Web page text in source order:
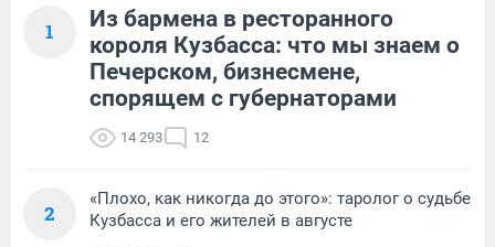
1
Из бармена в ресторанного
короля Кузбасса: что мы знаем о
Печерском, бизнесмене,
спорящем с губернаторами
14 293 12
2
«Плохо, как никогда до этого»: таролог о судьбе
Кузбасса и его жителей в августе